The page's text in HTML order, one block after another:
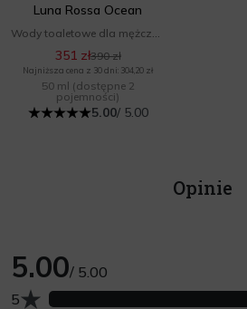
Luna Rossa Ocean
351 zł390 zł
Najniższa cena z 30 dni: 304,20 zł
50 ml (dostępne 2
pojemności)
5.00/ 5.00
Opinie
5.00/ 5.00
Liczba opinii z oceną
5